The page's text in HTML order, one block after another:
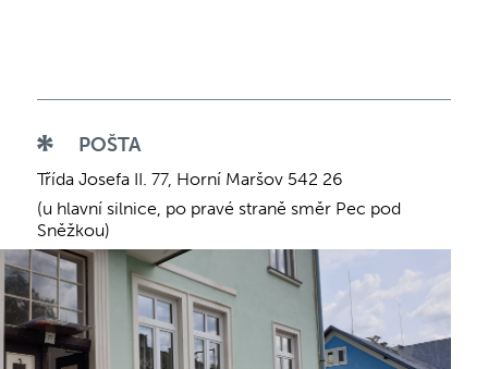
POŠTA
Třída Josefa II. 77, Horní Maršov 542 26
(u hlavní silnice, po pravé straně směr Pec pod
Sněžkou)